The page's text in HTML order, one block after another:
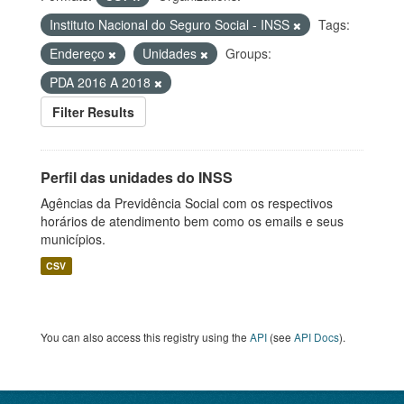
Instituto Nacional do Seguro Social - INSS
Tags:
Endereço
Unidades
Groups:
PDA 2016 A 2018
Filter Results
Perfil das unidades do INSS
Agências da Previdência Social com os respectivos
horários de atendimento bem como os emails e seus
municípios.
CSV
You can also access this registry using the API (see API Docs).